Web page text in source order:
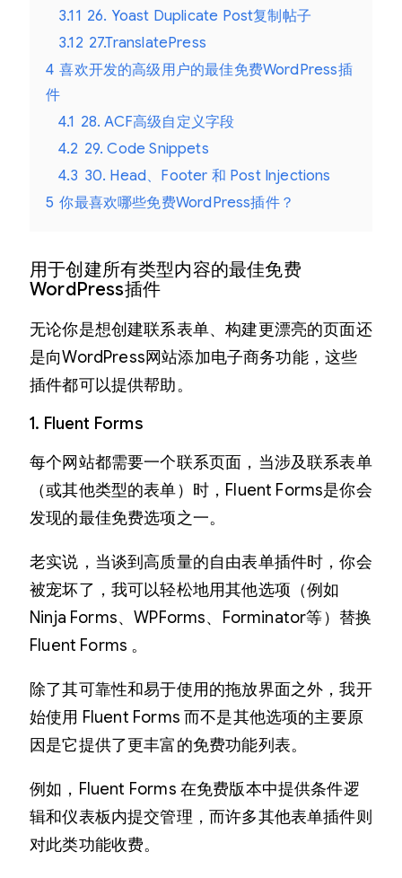
3.11 26. Yoast Duplicate Post复制帖子
3.12 27.TranslatePress
4 喜欢开发的高级用户的最佳免费WordPress插
件
4.1 28. ACF高级自定义字段
4.2 29. Code Snippets
4.3 30. Head、Footer 和 Post Injections
5 你最喜欢哪些免费WordPress插件？
用于创建所有类型内容的最佳免费
WordPress插件
无论你是想创建联系表单、构建更漂亮的页面还
是向WordPress网站添加电子商务功能，这些
插件都可以提供帮助。
1. Fluent Forms
每个网站都需要一个联系页面，当涉及联系表单
（或其他类型的表单）时，Fluent Forms是你会
发现的最佳免费选项之一。
老实说，当谈到高质量的自由表单插件时，你会
被宠坏了，我可以轻松地用其他选项（例如
Ninja Forms、WPForms、Forminator等）替换
Fluent Forms 。
除了其可靠性和易于使用的拖放界面之外，我开
始使用 Fluent Forms 而不是其他选项的主要原
因是它提供了更丰富的免费功能列表。
例如，Fluent Forms 在免费版本中提供条件逻
辑和仪表板内提交管理，而许多其他表单插件则
对此类功能收费。